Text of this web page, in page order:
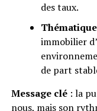
des taux.
immobilier
de part
Message clé: la
nous, mais son